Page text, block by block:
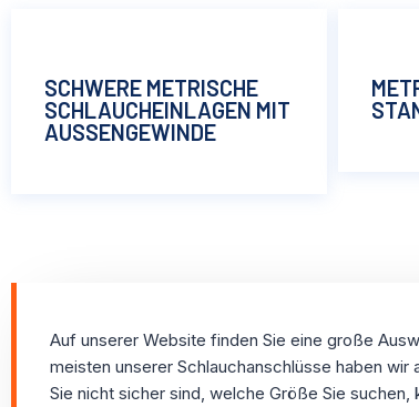
SCHWERE METRISCHE
SCHLAUCHEINLAGEN MIT
AUSSENGEWINDE
Auf unserer Website finden Sie eine große
meisten unserer Schlauchanschlüsse haben
Sie nicht sicher sind, welche Größe Sie